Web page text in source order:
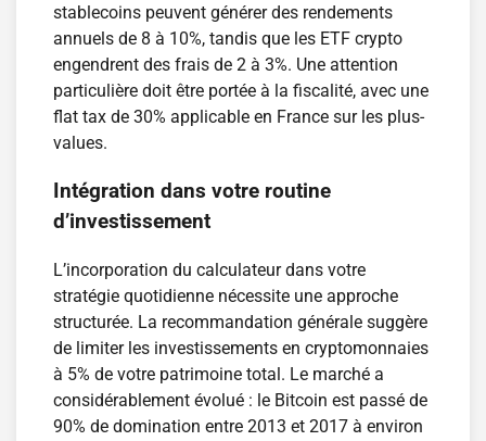
stablecoins peuvent générer des rendements
annuels de 8 à 10%, tandis que les ETF crypto
engendrent des frais de 2 à 3%. Une attention
particulière doit être portée à la fiscalité, avec une
flat tax de 30% applicable en France sur les plus-
values.
Intégration dans votre routine
d’investissement
L’incorporation du calculateur dans votre
stratégie quotidienne nécessite une approche
structurée. La recommandation générale suggère
de limiter les investissements en cryptomonnaies
à 5% de votre patrimoine total. Le marché a
considérablement évolué : le Bitcoin est passé de
90% de domination entre 2013 et 2017 à environ